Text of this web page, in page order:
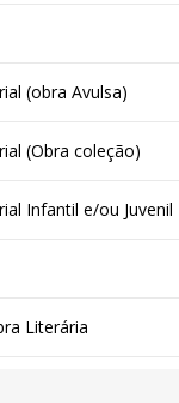
(obra Avulsa)
(Obra coleção)
Infantil e/ou Juvenil
Literária